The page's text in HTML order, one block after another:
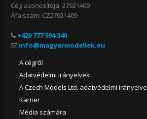
Cég azonosítója: 27921409
Áfa szám: CZ27921409
+420 777 594 340
A cégről
Adatvédelmi irányelvek
A Czech Models Ltd. adatvédelmi irányelve
Karrier
Média számára